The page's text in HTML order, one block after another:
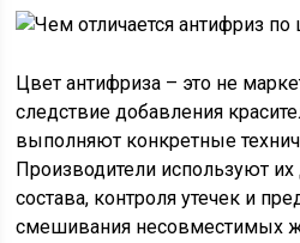
Цвет антифриза – это не
следствие добавления
выполняют конкретные
Производители используют
состава, контроля утечек и
смешивания несовместимых